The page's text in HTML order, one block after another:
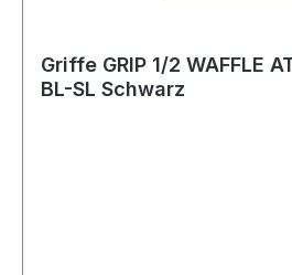
Griffe GRIP 1/2 WAFFLE
BL-SL Schwarz